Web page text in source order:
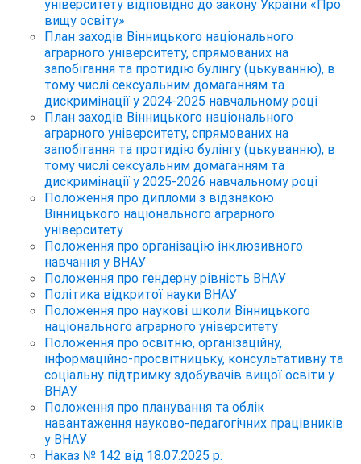
університету відповідно до закону України «Про
вищу освіту»
План заходів Вінницького національного
аграрного університету, спрямованих на
запобігання та протидію булінгу (цькуванню), в
тому числі сексуальним домаганням та
дискримінації у 2024-2025 навчальному році
План заходів Вінницького національного
аграрного університету, спрямованих на
запобігання та протидію булінгу (цькуванню), в
тому числі сексуальним домаганням та
дискримінації у 2025-2026 навчальному році
Положення про дипломи з відзнакою
Вінницького національного аграрного
університету
Положення про організацію інклюзивного
навчання у ВНАУ
Положення про гендерну рівність ВНАУ
Політика відкритої науки ВНАУ
Положення про наукові школи Вінницького
національного аграрного університету
Положення про освітню, організаційну,
інформаційно-просвітницьку, консультативну та
соціальну підтримку здобувачів вищої освіти у
ВНАУ
Положення про планування та облік
навантаження науково-педагогічних працівників
у ВНАУ
Наказ № 142 від 18.07.2025 р.